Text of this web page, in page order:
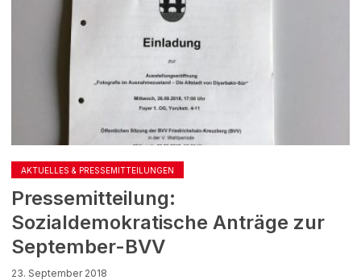
AKTUELLES & PRESSEMITTEILUNGEN
Pressemitteilung:
Sozialdemokratische Anträge zur
September-BVV
23. September 2018